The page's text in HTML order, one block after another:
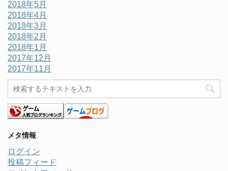
2018年5月
2018年4月
2018年3月
2018年2月
2018年1月
2017年12月
2017年11月
メタ情報
ログイン
投稿フィード